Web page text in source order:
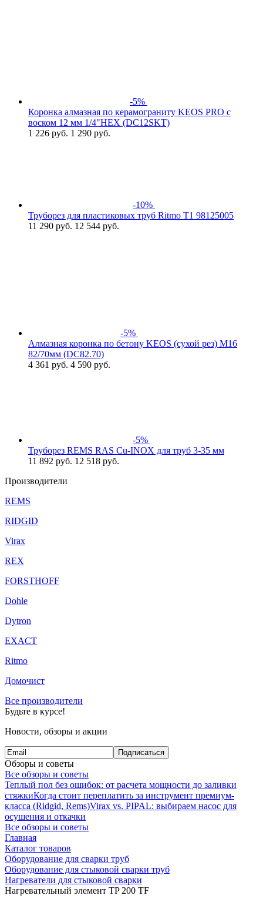
-5%
Коронка алмазная по керамограниту KEOS PRO с
воском 12 мм 1/4"HEX (DC12SKT)
1 226 руб. 1 290 руб.
-10%
Труборез для пластиковых труб Ritmo T1 98125005
11 290 руб. 12 544 руб.
-5%
Алмазная коронка по бетону KEOS (сухой рез) М16
82/70мм (DC82.70)
4 361 руб. 4 590 руб.
-5%
Труборез REMS RAS Cu-INOХ для труб 3-35 мм
11 892 руб. 12 518 руб.
Производители
REMS
RIDGID
Virax
REX
FORSTHOFF
Dohle
Dytron
EXACT
Ritmo
Домочист
Все производители
Будьте в курсе!
Новости, обзоры и акции
Подписаться
Обзоры и советы
Все обзоры и советы
Теплый пол без ошибок: от расчета мощности до заливки
стяжкиКогда стоит переплатить за инструмент премиум-
класса (Ridgid, Rems)Virax vs. PIPAL: выбираем насос для
осушения и откачки
Все обзоры и советы
Главная
Каталог товаров
Оборудование для сварки труб
Оборудование для стыковой сварки труб
Нагреватели для стыковой сварки
Нагревательный элемент TP 200 TF